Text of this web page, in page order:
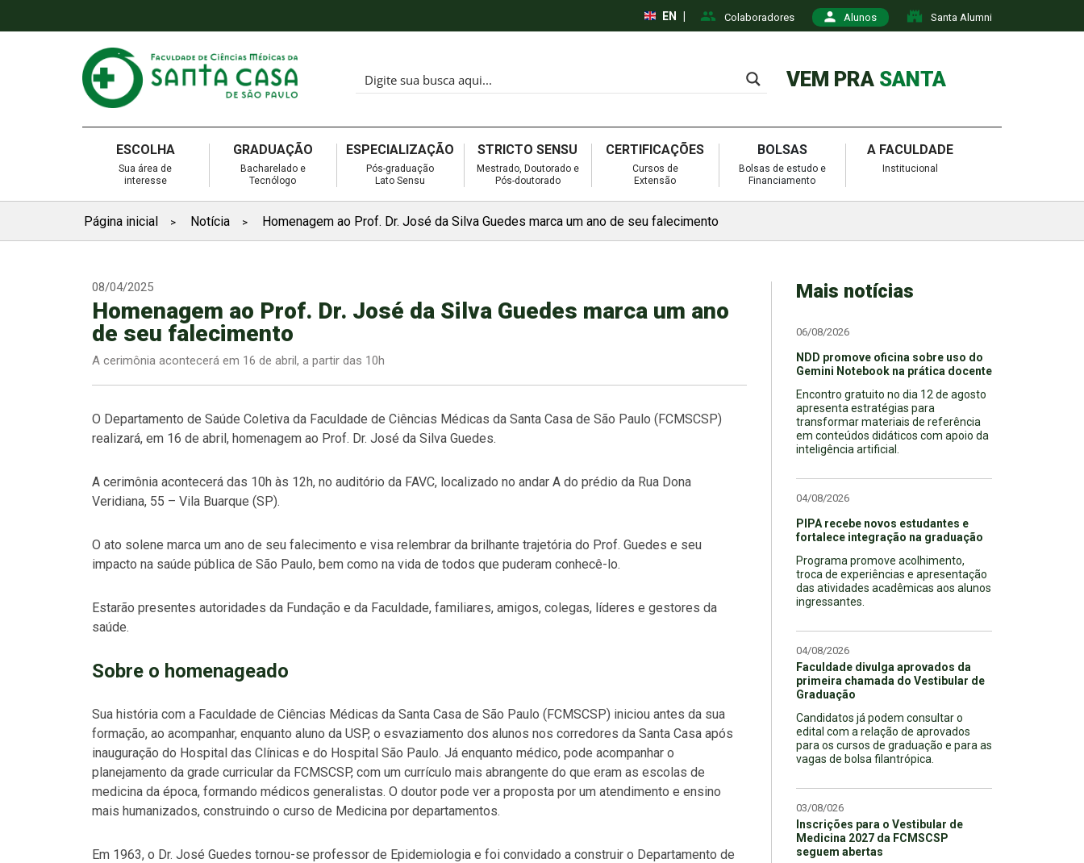
Colaboradores Alunos Santa Alumni
EN
VEM PRA SANTA
ESCOLHA
Sua área de
interesse
GRADUAÇÃO
Bacharelado e
Tecnólogo
ESPECIALIZAÇÃO
Pós-graduação
Lato Sensu
STRICTO SENSU
Mestrado, Doutorado e
Pós-doutorado
CERTIFICAÇÕES
Cursos de
Extensão
BOLSAS
Bolsas de estudo e
Financiamento
A FACULDADE
Institucional
Página inicial > Notícia > Homenagem ao Prof. Dr. José da Silva Guedes marca um ano de seu falecimento
08/04/2025
Homenagem ao Prof. Dr. José da Silva Guedes marca um ano
de seu falecimento
A cerimônia acontecerá em 16 de abril, a partir das 10h
O Departamento de Saúde Coletiva da Faculdade de Ciências Médicas da Santa Casa de São Paulo (FCMSCSP)
realizará, em 16 de abril, homenagem ao Prof. Dr. José da Silva Guedes.
A cerimônia acontecerá das 10h às 12h, no auditório da FAVC, localizado no andar A do prédio da Rua Dona
Veridiana, 55 – Vila Buarque (SP).
O ato solene marca um ano de seu falecimento e visa relembrar da brilhante trajetória do Prof. Guedes e seu
impacto na saúde pública de São Paulo, bem como na vida de todos que puderam conhecê-lo.
Estarão presentes autoridades da Fundação e da Faculdade, familiares, amigos, colegas, líderes e gestores da
saúde.
Sobre o homenageado
Sua história com a Faculdade de Ciências Médicas da Santa Casa de São Paulo (FCMSCSP) iniciou antes da sua
formação, ao acompanhar, enquanto aluno da USP, o esvaziamento dos alunos nos corredores da Santa Casa após
inauguração do Hospital das Clínicas e do Hospital São Paulo. Já enquanto médico, pode acompanhar o
planejamento da grade curricular da FCMSCSP, com um currículo mais abrangente do que eram as escolas de
medicina da época, formando médicos generalistas. O doutor pode ver a proposta por um atendimento e ensino
mais humanizados, construindo o curso de Medicina por departamentos.
Em 1963, o Dr. José Guedes tornou-se professor de Epidemiologia e foi convidado a construir o Departamento de
Mais notícias
06/08/2026
NDD promove oficina sobre uso do
Gemini Notebook na prática docente
Encontro gratuito no dia 12 de agosto
apresenta estratégias para
transformar materiais de referência
em conteúdos didáticos com apoio da
inteligência artificial.
04/08/2026
PIPA recebe novos estudantes e
fortalece integração na graduação
Programa promove acolhimento,
troca de experiências e apresentação
das atividades acadêmicas aos alunos
ingressantes.
04/08/2026
Faculdade divulga aprovados da
primeira chamada do Vestibular de
Graduação
Candidatos já podem consultar o
edital com a relação de aprovados
para os cursos de graduação e para as
vagas de bolsa filantrópica.
03/08/026
Inscrições para o Vestibular de
Medicina 2027 da FCMSCSP
seguem abertas